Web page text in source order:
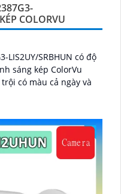
COLORVU
LIS2UY/SRBHUN có độ
sáng kép ColorVu
có màu cả ngày và